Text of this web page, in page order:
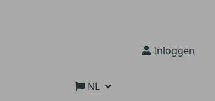
Inloggen
NL